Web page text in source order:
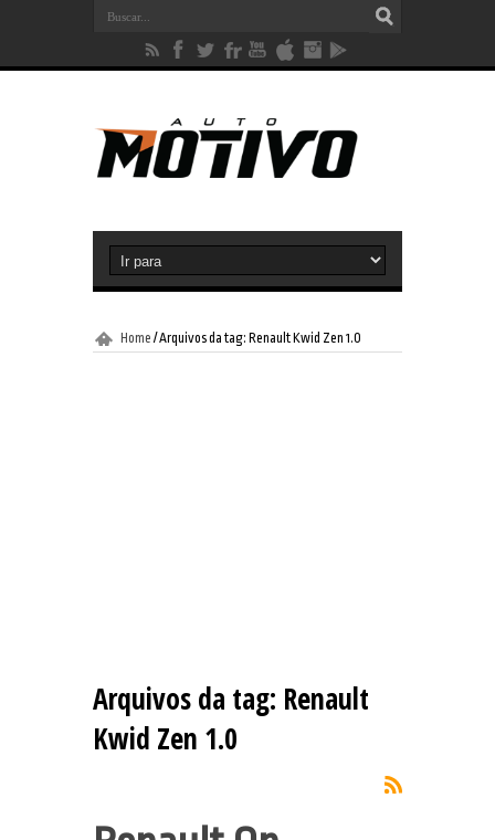
Home /Arquivos da tag: Renault Kwid Zen 1.0
Arquivos da tag: Renault
Kwid Zen 1.0